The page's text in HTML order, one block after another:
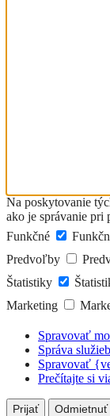
Na poskytovanie
ako je správanie pri
Funkčné
Predvoľby
Štatistiky
Marketing
Spravovať
Správa služieb
Spravovať
Prečítajte si
Prijať Odmietnuť